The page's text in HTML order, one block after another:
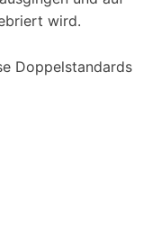
wird.
Doppelstandards